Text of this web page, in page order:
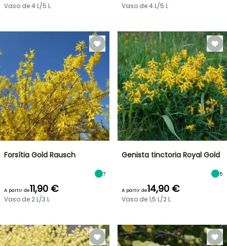
Vaso de 4 L/5 L Vaso de 4 L/5 L
Forsítia Gold Rausch
7
A partir de11,90 €
Vaso de 2 L/3 L
Genista tinctoria Royal Gold
5
A partir de14,90 €
Vaso de 1,5 L/2 L